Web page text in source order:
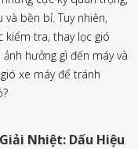
bền bỉ. Tuy nhiên,
kiểm tra, thay lọc gió
hưởng gì đến máy và
xe máy để tránh
Nhiệt: Dấu Hiệu